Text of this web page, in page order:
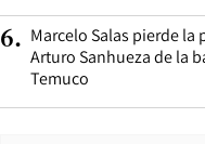
6. Marcelo Salas pierde la
Arturo Sanhueza de la
Temuco